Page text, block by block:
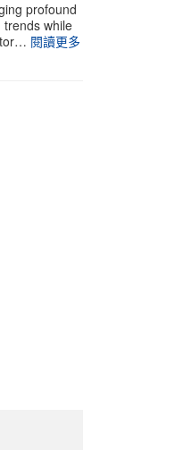
profound
while
閱讀更多